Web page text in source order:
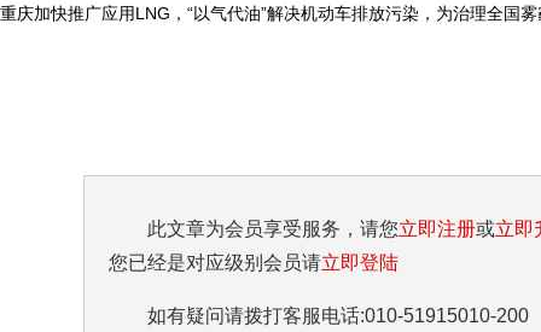
重庆加快推广应用LNG，“以气代油”解决机动车排放污染，为治理全国
此文章为会员享受服务，请您立即注册或立即
您已经是对应级别会员请立即登陆
如有疑问请拨打客服电话:010-51915010-200